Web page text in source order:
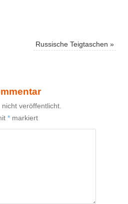
Russische Teigtaschen »
veröffentlicht.
* markiert